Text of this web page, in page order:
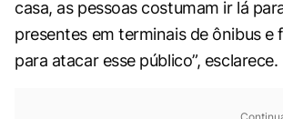
casa, as pessoas costumam ir lá
presentes em terminais de ônibus
para atacar esse público”, esclarece.